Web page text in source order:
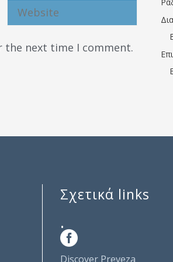
the next time I comment.
Σχετικά links
.
Discover Preveza